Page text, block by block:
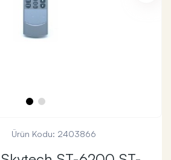
Ürün Kodu: 2403866